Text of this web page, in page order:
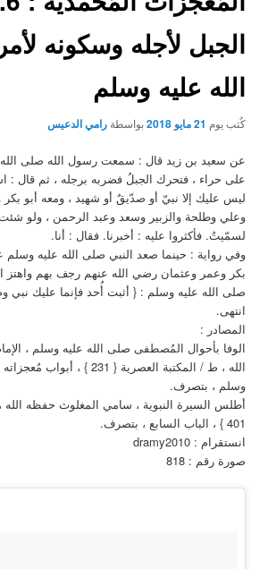
الجبل لأجله وسكونه
الله عليه وسلم
كُتب يوم 21 مايو 2018 بواسطةرامي الدعيس
عن سعيد بن زيد قال : سمعت رسول الله صلى
على حراء ، فتحرك الجبلُ فضربه برجله ، ثم قال :
ليس عليك إلا نبيّ أو صدّيقٌ أو شهيد ، ومعه أبو
وعلي وطلحة والزبير وسعد وعبد الرحمن ، ولو
لسمّيتُ. فأكثروا عليه : أخبرنا. فقال : أنا.
وفي رواية : حينما صعد النبي صلى الله عليه
بكر وعمر وعثمان رضي الله عنهم رجف بهم واهتز
صلى الله عليه وسلم : { أثبت أُحد فإنما عليك نبي
انتهى.
المصادر :
الوفا بأحوال المُصطفى صلى الله عليه وسلم ،
الله ، ط / المكتبة العصرية { 231 }
وسلم ، بتصرف.
أطلس السيرة النبوية ، سامي المغلوث حفظه الله
401 } ، الباب السابع ، بتصرف.
انستقرام : dramy2010
صورة رقم : 818